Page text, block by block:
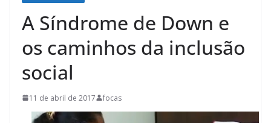
A Síndrome de Down e
os caminhos da inclusão
social
11 de abril de 2017 focas